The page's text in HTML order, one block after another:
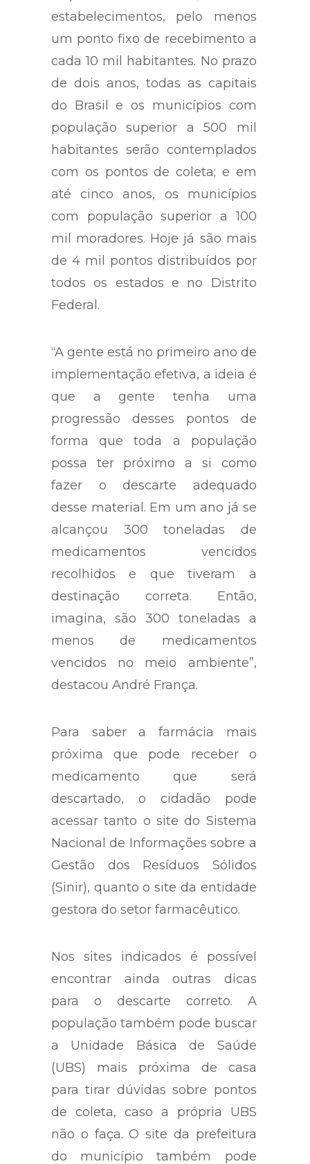
estabelecimentos, pelo menos
um ponto fixo de recebimento a
cada 10 mil habitantes. No prazo
de dois anos, todas as capitais
do Brasil e os municípios com
população superior a 500 mil
habitantes serão contemplados
com os pontos de coleta; e em
até cinco anos, os municípios
com população superior a 100
mil moradores. Hoje já são mais
de 4 mil pontos distribuídos por
todos os estados e no Distrito
Federal.
“A gente está no primeiro ano de
implementação efetiva, a ideia é
que a gente tenha uma
progressão desses pontos de
forma que toda a população
possa ter próximo a si como
fazer o descarte adequado
desse material. Em um ano já se
alcançou 300 toneladas de
medicamentos vencidos
recolhidos e que tiveram a
destinação correta. Então,
imagina, são 300 toneladas a
menos de medicamentos
vencidos no meio ambiente”,
destacou André França.
Para saber a farmácia mais
próxima que pode receber o
medicamento que será
descartado, o cidadão pode
acessar tanto o site do Sistema
Nacional de Informações sobre a
Gestão dos Resíduos Sólidos
(Sinir), quanto o site da entidade
gestora do setor farmacêutico.
Nos sites indicados é possível
encontrar ainda outras dicas
para o descarte correto. A
população também pode buscar
a Unidade Básica de Saúde
(UBS) mais próxima de casa
para tirar dúvidas sobre pontos
de coleta, caso a própria UBS
não o faça. O site da prefeitura
do município também pode